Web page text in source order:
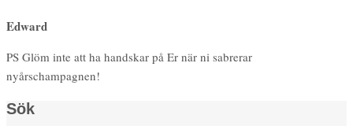
Edward
PS Glöm inte att ha handskar på Er när ni sabrerar
nyårschampagnen!
Sök